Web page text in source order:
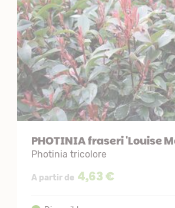
PHOTINIA fraseri 'Louise
Photinia tricolore
A partir de 4,63 €